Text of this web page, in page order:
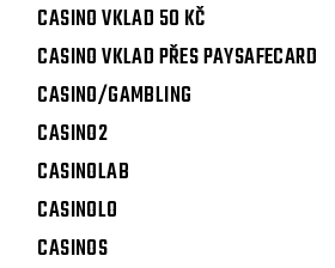
CASINO VKLAD 50 KČ
CASINO VKLAD PŘES PAYSAFECARD
CASINO/GAMBLING
CASINO2
CASINOLAB
CASINOLO
CASINOS